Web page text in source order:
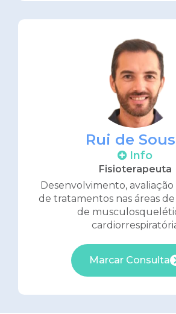
Rui de
Info
Fisioterapeuta
Desenvolvimento, avaliação
de tratamentos nas áreas
de
Marcar Consulta